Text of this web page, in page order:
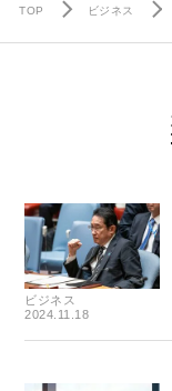
TOP ビジネス
ビジネス
2024.11.18